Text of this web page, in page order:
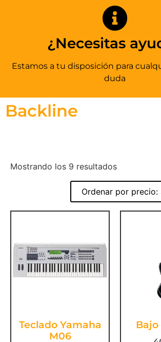
¿Necesitas
Estamos a tu disposición para
duda
Backline
Mostrando los 9 resultados
Teclado Yamaha
M06